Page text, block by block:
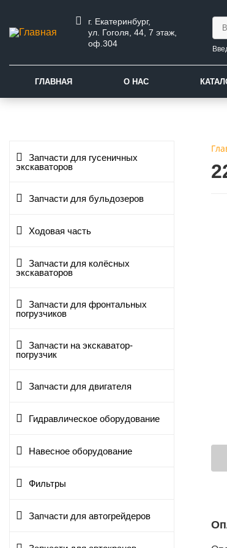
г. Екатеринбург,
ул. Гоголя, 44, 7 этаж,
оф.304
ГЛАВНАЯ О НАС
Запчасти для гусеничных
экскаваторов
Запчасти для бульдозеров
Ходовая часть
Запчасти для колёсных
экскаваторов
Запчасти для фронтальных
погрузчиков
Запчасти на экскаватор-
погрузчик
Запчасти для двигателя
Гидравлическое оборудование
Навесное оборудование
Фильтры
Запчасти для автогрейдеров